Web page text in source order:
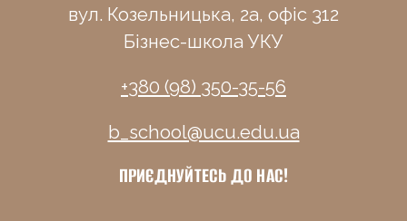
вул. Козельницька, 2а, офіс 312
Бізнес-школа УКУ
+380 (98) 350-35-56
b_school@ucu.edu.ua
ПРИЄДНУЙТЕСЬ ДО НАС!